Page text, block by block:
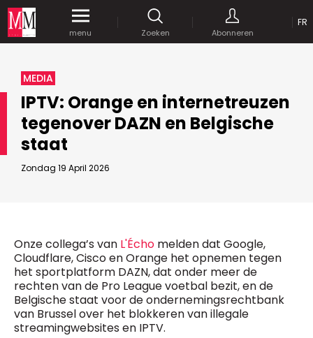
menu Zoeken Abonneren
FR
MEDIA
IPTV: Orange en internetreuzen
tegenover DAZN en Belgische
staat
Zondag 19 April 2026
Onze collega’s van L'Écho melden dat Google,
Cloudflare, Cisco en Orange het opnemen tegen
het sportplatform DAZN, dat onder meer de
rechten van de Pro League voetbal bezit, en de
Belgische staat voor de ondernemingsrechtbank
van Brussel over het blokkeren van illegale
streamingwebsites en IPTV.
GEAVANCEERDE ZOEKOPTIES
JE WACHTWOORD VERSTUREN
OP
MARCOM WORLD SRL
Mix Brussels - Vorstlaan 25 bus 5
1160 Brussels - Belgïe
E-mail :info@mm.be
Managing Director
Jean-Vianney Philippe
0471 92 01 98
jeanvianney@mm.be
General Manager
Fred Bouchar
zoektermen, zodat er op de exacte combinatie
gezocht wordt.
Gebruik hetplusteken (+)tussen de zoektermen
als u op zoek wilt gaan naar artikels die één of
meerdere van deze woorden vermelden.
Krijg gedurende een maand gratistoegang
Bedrijfsabonnement